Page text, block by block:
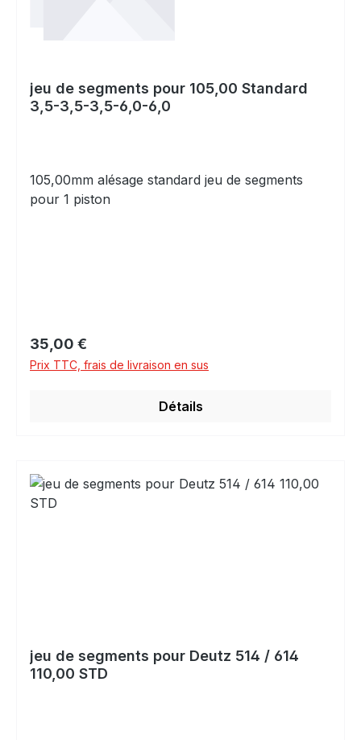
jeu de segments pour 105,00 Standard
3,5-3,5-3,5-6,0-6,0
105,00mm alésage standard jeu de segments
pour 1 piston
Prix régulier :
35,00 €
Prix TTC, frais de livraison en sus
Détails
jeu de segments pour Deutz 514 / 614
110,00 STD